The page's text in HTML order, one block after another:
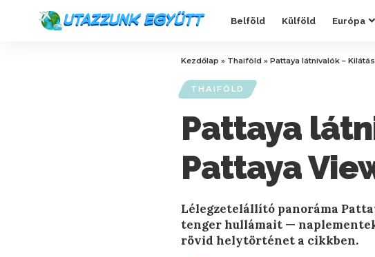
Belföld Külföld Európa
Kezdőlap » Thaiföld » Pattaya látnivalók –
THAIFÖLD
Pattaya
Pattaya
Lélegzetelállító panoráma
tenger hullámait —
rövid helytörténet a cikkben.